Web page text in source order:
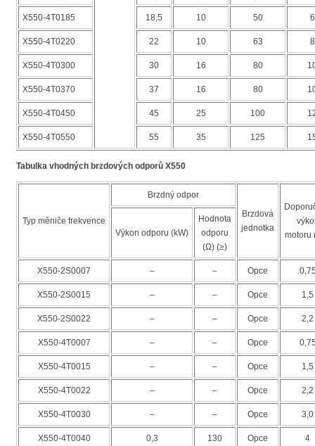
X550-4T0185 18,5 10 50
X550-4T0220 22 10 63
X550-4T0300 30 16 80
X550-4T0370 37 16 80
X550-4T0450 45 25 100
X550-4T0550 55 35 125
Tabulka vhodných brzdových odporů X550
Typ měniče frekvence
Brzdný odpor
Brzdová
jednotka
motoru
Výkon odporu (kW)
Hodnota
odporu
(Ω) (≥)
X550-2S0007 – – Opce
X550-2S0015 – – Opce 1,5
X550-2S0022 – – Opce 2,2
X550-4T0007 – – Opce
X550-4T0015 – – Opce 1,5
X550-4T0022 – – Opce 2,2
X550-4T0030 – – Opce 3,0
X550-4T0040 0,3 130 Opce 4